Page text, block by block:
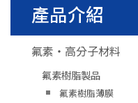
產品介紹
氟素・高分子材料
氟素樹脂製品
氟素樹脂薄膜